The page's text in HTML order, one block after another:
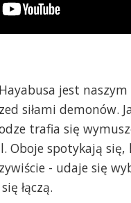
jest
siłami demonów.
trafia się
Oboje spotykają
- udaje się
łączą.